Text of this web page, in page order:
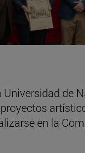
Universidad de
en la